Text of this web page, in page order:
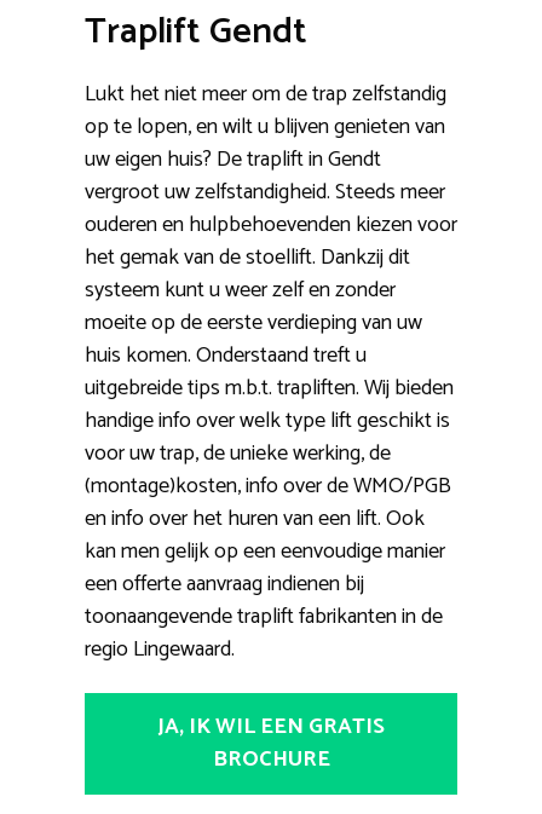
Traplift Gendt
Lukt het niet meer om de trap zelfstandig
op te lopen, en wilt u blijven genieten van
uw eigen huis? De traplift in Gendt
vergroot uw zelfstandigheid. Steeds meer
ouderen en hulpbehoevenden kiezen voor
het gemak van de stoellift. Dankzij dit
systeem kunt u weer zelf en zonder
moeite op de eerste verdieping van uw
huis komen. Onderstaand treft u
uitgebreide tips m.b.t. trapliften. Wij bieden
handige info over welk type lift geschikt is
voor uw trap, de unieke werking, de
(montage)kosten, info over de WMO/PGB
en info over het huren van een lift. Ook
kan men gelijk op een eenvoudige manier
een offerte aanvraag indienen bij
toonaangevende traplift fabrikanten in de
regio Lingewaard.
JA, IK WIL EEN GRATIS
BROCHURE